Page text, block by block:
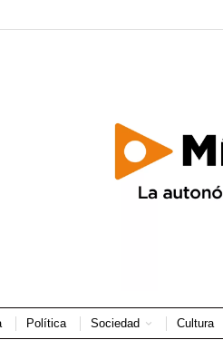
Política Sociedad Cultura